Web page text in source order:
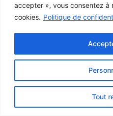
accepter », vous consentez à
cookies. Politique de
Tout
Ce projet a été
gouvernement du
Conception:Le Web simple